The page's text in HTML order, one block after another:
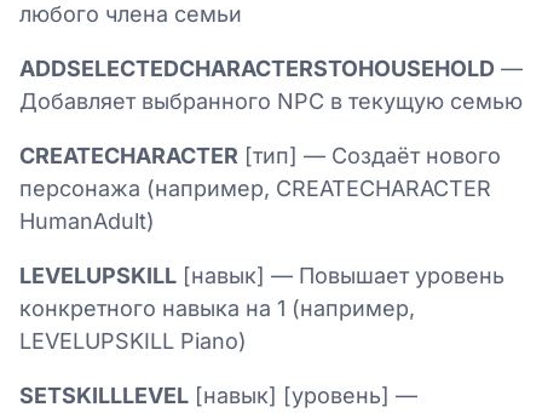
любого члена семьи
ADDSELECTEDCHARACTERSTOHOUSEHOLD —
Добавляет выбранного NPC в текущую семью
CREATECHARACTER [тип] — Создаёт нового
персонажа (например, CREATECHARACTER
HumanAdult)
LEVELUPSKILL [навык] — Повышает уровень
конкретного навыка на 1 (например,
LEVELUPSKILL Piano)
SETSKILLLEVEL [навык] [уровень] —